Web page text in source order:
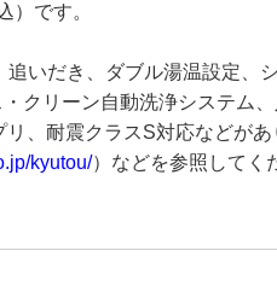
）です。
いだき、ダブル湯温設定、
クリーン自動洗浄システム
、耐震クラスS対応などがあ
kyutou/）などを参照してく